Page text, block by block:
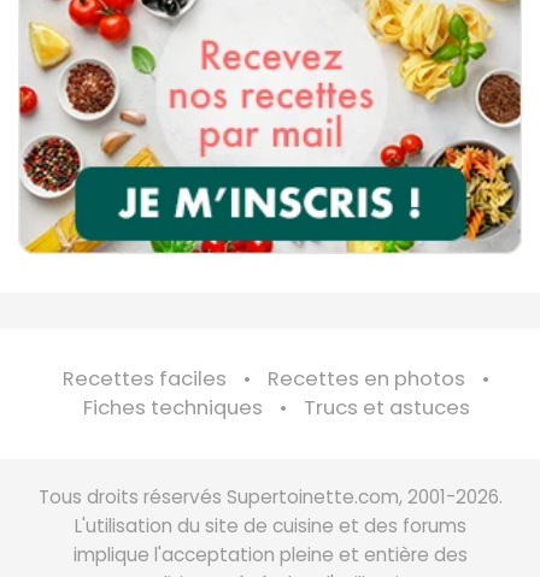
Recettes faciles
Recettes en photos
Fiches techniques
Trucs et astuces
Tous droits réservés Supertoinette.com, 2001-2026.
L'utilisation du site de cuisine et des forums
implique l'acceptation pleine et entière des